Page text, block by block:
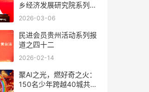
乡经济发展研究院系列报
道之一
2026-03-06
民进会员贵州活动系列报
道之四十二
2026-02-14
聚AI之光，燃好奇之火：
150名少年跨越40城共创